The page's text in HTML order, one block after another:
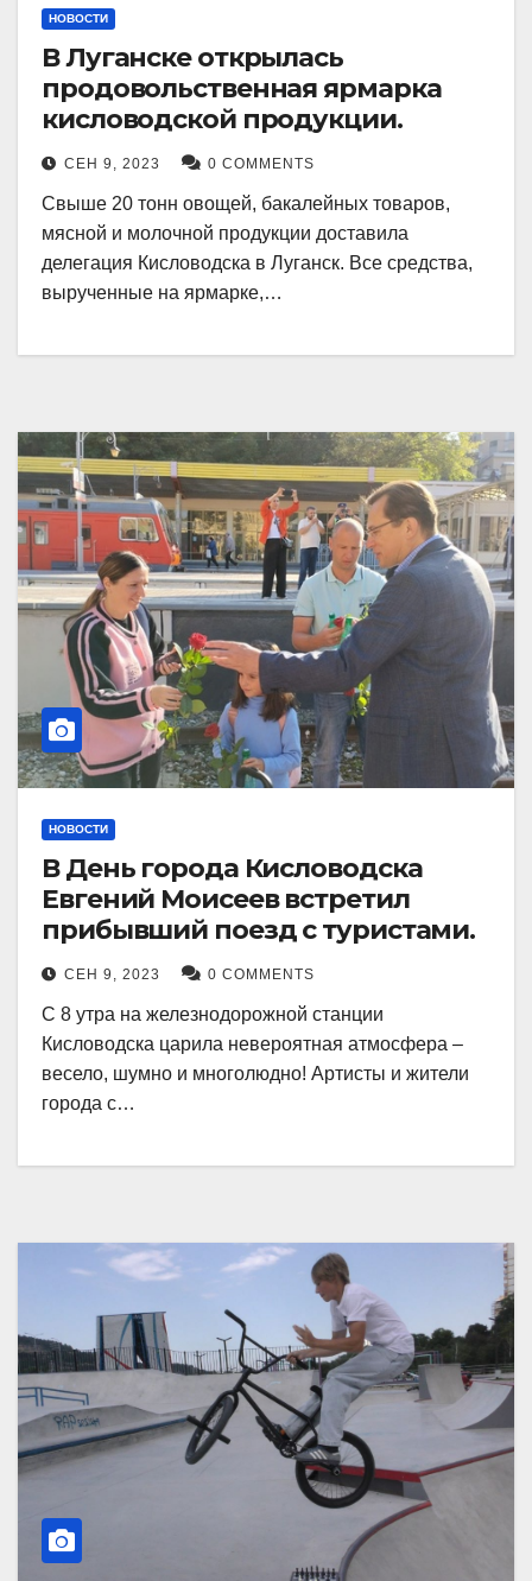
НОВОСТИ
В Луганске открылась
продовольственная ярмарка
кисловодской продукции.
СЕН 9, 2023 0 COMMENTS
Свыше 20 тонн овощей, бакалейных товаров,
мясной и молочной продукции доставила
делегация Кисловодска в Луганск. Все средства,
вырученные на ярмарке,…
НОВОСТИ
В День города Кисловодска
Евгений Моисеев встретил
прибывший поезд с туристами.
СЕН 9, 2023 0 COMMENTS
С 8 утра на железнодорожной станции
Кисловодска царила невероятная атмосфера –
весело, шумно и многолюдно! Артисты и жители
города с…